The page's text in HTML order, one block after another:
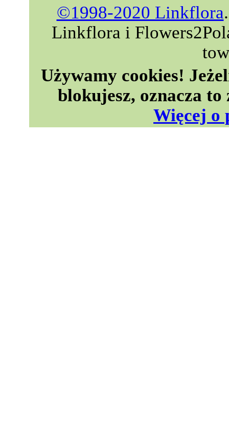
©1998-2020 Linkflora
Linkflora i
Używamy cookies!
blokujesz, oznacza
Więcej o